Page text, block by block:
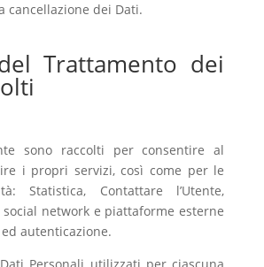
cancellazione dei Dati.
Trattamento dei
sono raccolti per consentire al
i propri servizi, così come per le
Statistica, Contattare l’Utente,
network e piattaforme esterne
autenticazione.